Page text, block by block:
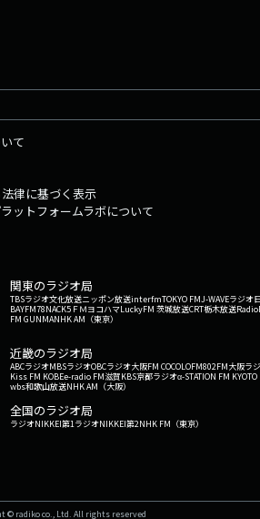
て
律に基づく表示
ットフォームラボについて
関東のラジオ局
TBSラジオ文化放送ニッポン放送interfmTOKYO FMJ-WAVEラジオ
BAYFM78NACK5 ＦＭヨコハマLuckyFM 茨城放送CRT栃木放送
FM GUNMANHK AM（東京）
近畿のラジオ局
ABCラジオMBSラジオOBCラジオ大阪FM COCOLOFM802FM大阪ラ
Kiss FM KOBEe-radio FM滋賀KBS京都ラジオα-STATION FM KYOTO
wbs和歌山放送NHK AM（大阪）
全国のラジオ局
ラジオNIKKEI第1ラジオNIKKEI第2NHK FM（東京）
© radiko co., Ltd. All rights reserved